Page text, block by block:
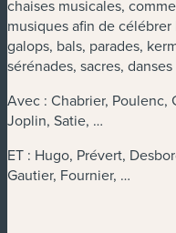
chaises musicales,
musiques afin de
galops, bals, parades,
sérénades, sacres,
Avec : Chabrier, Poulenc,
Joplin, Satie, …
ET : Hugo, Prévert,
Gautier, Fournier, …